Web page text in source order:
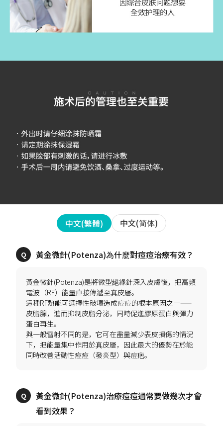
中文(繁體) 中文(简体)
黃金微針(Potenza)是將微型絕緣針深入皮膚後，把高頻
電波（RF）能量直接傳遞至真皮層。
這種RF熱能可選擇性破壞造成痘痘的根本原因之一——
皮脂腺，進而抑制皮脂分泌，同時促進膠原蛋白與彈力
蛋白再生。
與一般雷射不同的是，它可在盡量減少表皮損傷的情況
下，把能量集中作用於真皮層，因此最大的優勢在於能
黃金微針(Potenza)治療痘痘通常要做幾次才會